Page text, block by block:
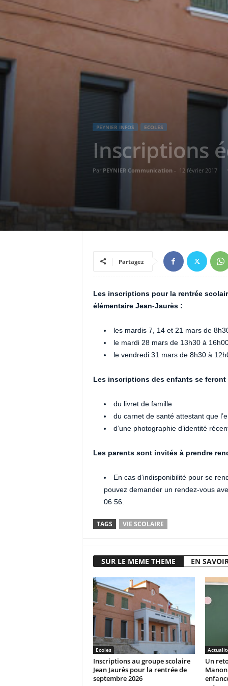
PEYNIER INFOS ECOLES
Inscriptions
Par PEYNIER Communication- 12 février 2017
Partagez
Les inscriptions pour la rentrée
élémentaire Jean-Jaurès :
les mardis 7, 14 et 21 mars de
le mardi 28 mars de 13h30 à
le vendredi 31 mars de 8h30 à
Les inscriptions des enfants se
du livret de famille
du carnet de santé attestant que
d’une photographie d’identité
Les parents sont invités à prendre
En cas d’indisponibilité pour se
pouvez demander un rendez-vous
06 56.
TAGS VIE SCOLAIRE
SUR LE MEME THEME EN
Ecoles
Inscriptions au groupe scolaire
Jean Jaurès pour la rentrée de
septembre 2026
Un